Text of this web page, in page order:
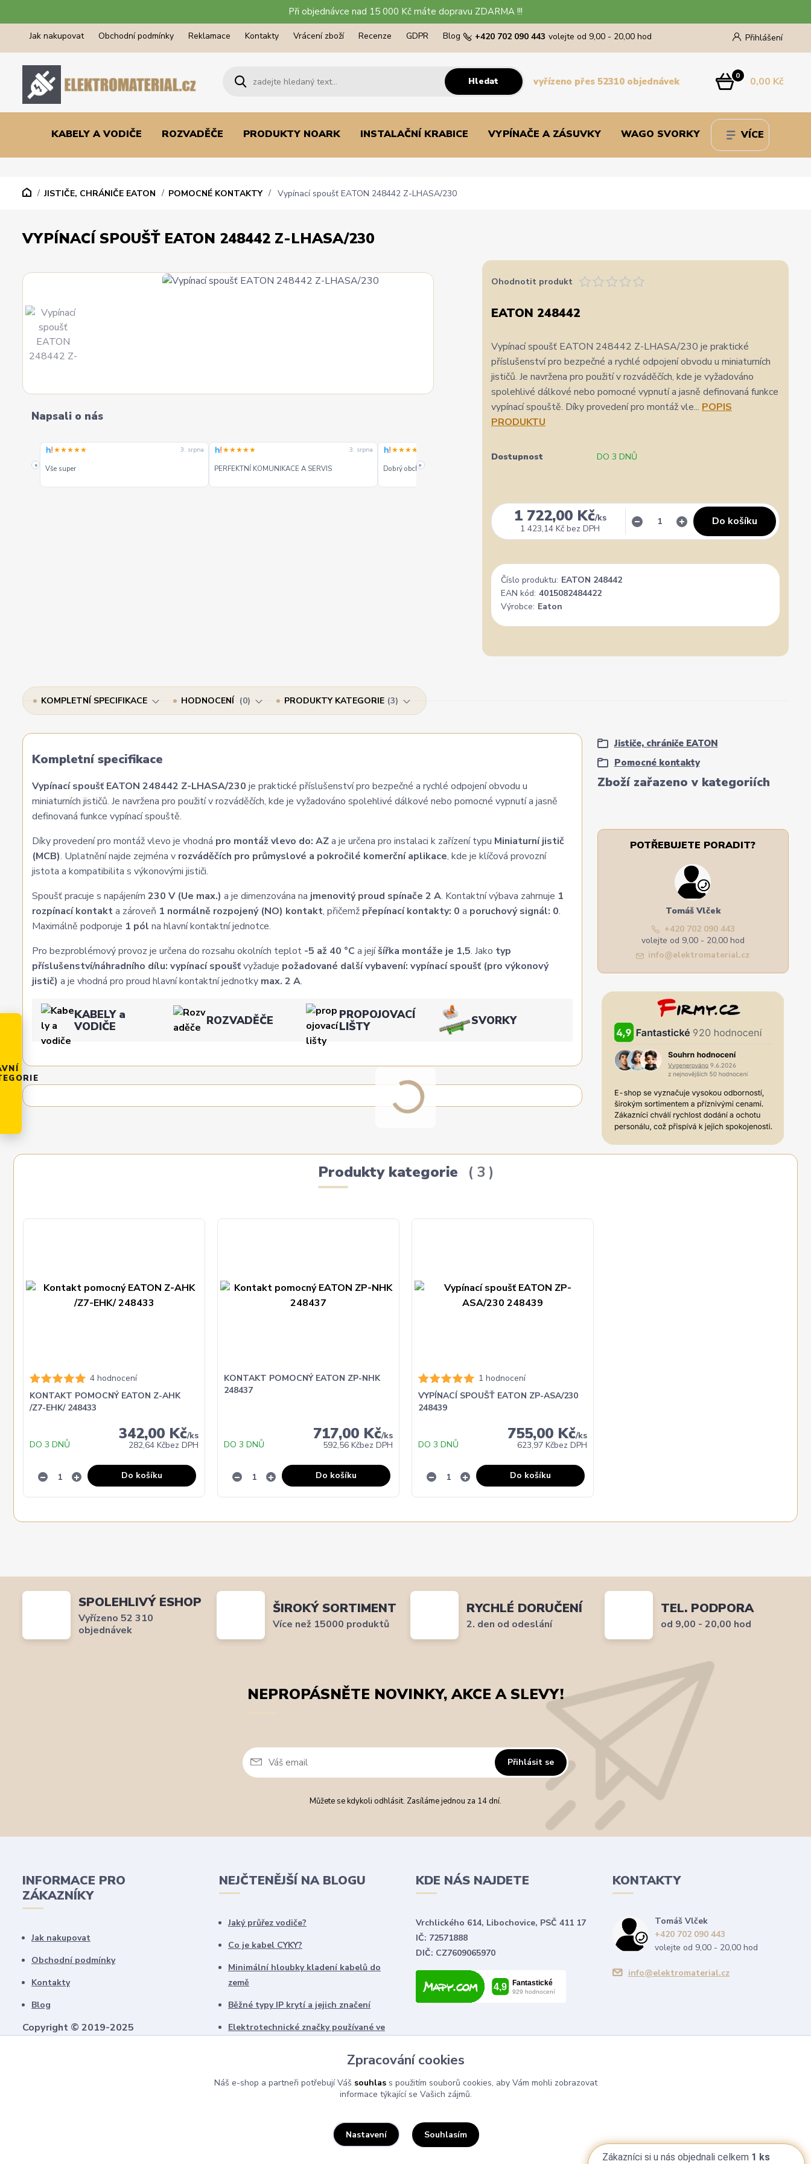
Při objednávce nad 15 000 Kč máte dopravu ZDARMA !!!
Jak nakupovat Obchodní podmínky Reklamace Kontakty Vrácení zboží Recenze GDPR Blog Přihlášení
Hledat
+420 702 090 443 volejte od 9,00 - 20,00 hod
0 0,00 Kč
vyřízeno přes 52310 objednávek
KABELY A VODIČE ROZVADĚČE PRODUKTY NOARK INSTALAČNÍ KRABICE VYPÍNAČE A ZÁSUVKY WAGO SVORKY VÍCE
JISTIČE, CHRÁNIČE EATON POMOCNÉ KONTAKTY Vypínací spoušť EATON 248442 Z-LHASA/230
VYPÍNACÍ SPOUŠŤ EATON 248442 Z-LHASA/230
Napsali o nás
«
★★★★★ 3. srpna
Vše super
★★★★★ 3. srpna
PERFEKTNÍ KOMUNIKACE A SERVIS
★★★★★
Dobrý obchod dobré ceny - doporučuji.
»
Ohodnotit produkt
EATON 248442
Vypínací spoušť EATON 248442 Z-LHASA/230 je praktické
příslušenství pro bezpečné a rychlé odpojení obvodu u miniaturních
jističů. Je navržena pro použití v rozváděčích, kde je vyžadováno
spolehlivé dálkové nebo pomocné vypnutí a jasně definovaná funkce
vypínací spouště. Díky provedení pro montáž vle... POPIS
PRODUKTU
Dostupnost DO 3 DNŮ
1 722,00 Kč/ks
1 423,14 Kč bez DPH
Do košíku
Číslo produktu: EATON 248442
EAN kód: 4015082484422
Výrobce: Eaton
KOMPLETNÍ SPECIFIKACE HODNOCENÍ 0 PRODUKTY KATEGORIE 3
Kompletní specifikace
Vypínací spoušť EATON 248442 Z-LHASA/230 je praktické příslušenství pro bezpečné a rychlé odpojení obvodu u
miniaturních jističů. Je navržena pro použití v rozváděčích, kde je vyžadováno spolehlivé dálkové nebo pomocné vypnutí a jasně
definovaná funkce vypínací spouště.
Díky provedení pro montáž vlevo je vhodná pro montáž vlevo do: AZa je určena pro instalaci k zařízení typu Miniaturní jistič
(MCB). Uplatnění najde zejména v rozváděčích pro průmyslové a pokročilé komerční aplikace, kde je klíčová provozní
jistota a kompatibilita s výkonovými jističi.
Spoušť pracuje s napájením 230 V (Ue max.) a je dimenzována na jmenovitý proud spínače 2 A. Kontaktní výbava zahrnuje 1
rozpínací kontakta zároveň 1 normálně rozpojený (NO) kontakt, přičemž přepínací kontakty: 0 a poruchový signál: 0.
Maximálně podporuje 1 pól na hlavní kontaktní jednotce.
Pro bezproblémový provoz je určena do rozsahu okolních teplot -5 až 40 °C a jejíšířka montáže je 1,5. Jako typ
příslušenství/náhradního dílu: vypínací spoušťvyžaduje požadované další vybavení: vypínací spoušť (pro výkonový
jistič) a je vhodná pro proud hlavní kontaktní jednotky max. 2 A.
KABELY a
VODIČE
ROZVADĚČE
PROPOJOVACÍ
LIŠTY
SVORKY
Zboží zařazeno v kategoriích
Jističe, chrániče EATON
Pomocné kontakty
POTŘEBUJETE PORADIT?
Tomáš Vlček
+420 702 090 443
volejte od 9,00 - 20,00 hod
info@elektromaterial.cz
Produkty kategorie 3
4 hodnocení
KONTAKT POMOCNÝ EATON Z-AHK
/Z7-EHK/ 248433
342,00 Kč/ks
282,64 Kčbez DPH
DO 3 DNŮ
Do košíku
KONTAKT POMOCNÝ EATON ZP-NHK
248437
717,00 Kč/ks
592,56 Kčbez DPH
DO 3 DNŮ
Do košíku
1 hodnocení
VYPÍNACÍ SPOUŠŤ EATON ZP-ASA/230
248439
755,00 Kč/ks
623,97 Kčbez DPH
DO 3 DNŮ
Do košíku
SPOLEHLIVÝ ESHOP
Vyřízeno 52 310
objednávek
ŠIROKÝ SORTIMENT
Více než 15000 produktů
RYCHLÉ DORUČENÍ
2. den od odeslání
TEL. PODPORA
od 9,00 - 20,00 hod
NEPROPÁSNĚTE NOVINKY, AKCE A SLEVY!
Přihlásit se
Můžete se kdykoli odhlásit. Zasíláme jednou za 14 dní.
INFORMACE PRO
ZÁKAZNÍKY
Jak nakupovat
Obchodní podmínky
Kontakty
Blog
Copyright © 2019-2025
NEJČTENĚJŠÍ NA BLOGU
Jaký průřez vodiče?
Co je kabel CYKY?
Minimální hloubky kladení kabelů do
země
Běžné typy IP krytí a jejich značení
Elektrotechnické značky používané ve
KDE NÁS NAJDETE
Vrchlického 614, Libochovice, PSČ 411 17
IČ: 72571888
DIČ: CZ7609065970
KONTAKTY
Tomáš Vlček
+420 702 090 443
volejte od 9,00 - 20,00 hod
info@elektromaterial.cz
Zpracování cookies
Náš e-shop a partneři potřebují Váš souhlass použitím souborů cookies, aby Vám mohli zobrazovat
informace týkající se Vašich zájmů.
Nastavení Souhlasím
Zákazníci si u nás objednali celkem 1 ks